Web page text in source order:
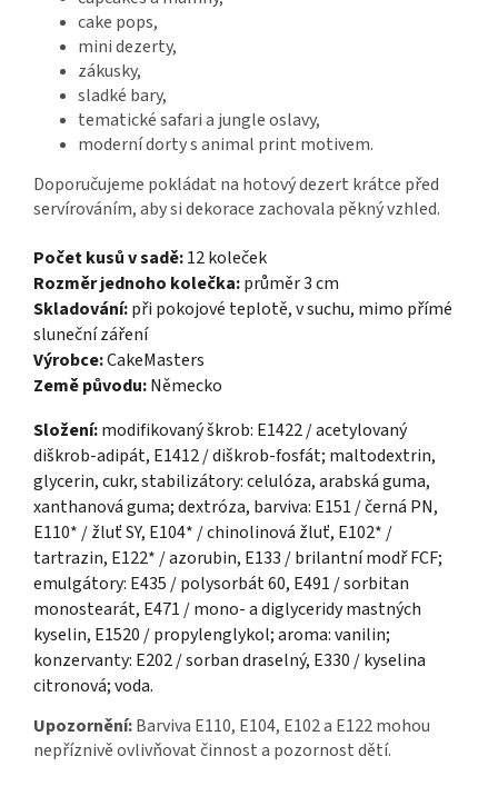
cake pops,
mini dezerty,
zákusky,
sladké bary,
tematické safari a jungle oslavy,
moderní dorty s animal print motivem.
Doporučujeme pokládat na hotový dezert krátce před
servírováním, aby si dekorace zachovala pěkný vzhled.
Počet kusů v sadě:12 koleček
Rozměr jednoho kolečka:průměr 3 cm
Skladování:při pokojové teplotě, v suchu, mimo přímé
sluneční záření
Výrobce:CakeMasters
Země původu:Německo
Složení:modifikovaný škrob: E1422 / acetylovaný
diškrob-adipát, E1412 / diškrob-fosfát; maltodextrin,
glycerin, cukr, stabilizátory: celulóza, arabská guma,
xanthanová guma; dextróza, barviva: E151 / černá PN,
E110* / žluť SY, E104* / chinolinová žluť, E102* /
tartrazin, E122* / azorubin, E133 / brilantní modř FCF;
emulgátory: E435 / polysorbát 60, E491 / sorbitan
monostearát, E471 / mono- a diglyceridy mastných
kyselin, E1520 / propylenglykol; aroma: vanilin;
konzervanty: E202 / sorban draselný, E330 / kyselina
citronová; voda.
Upozornění:Barviva E110, E104, E102 a E122 mohou
nepříznivě ovlivňovat činnost a pozornost dětí.